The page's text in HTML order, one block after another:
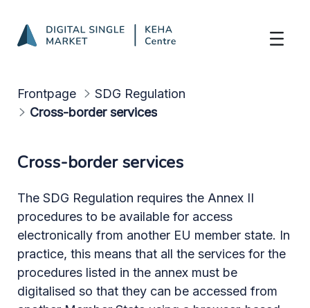
Frontpage
SDG Regulation
Cross-border services
Cross-border services
The SDG Regulation requires the Annex II
procedures to be available for access
electronically from another EU member state. In
practice, this means that all the services for the
procedures listed in the annex must be
digitalised so that they can be accessed from